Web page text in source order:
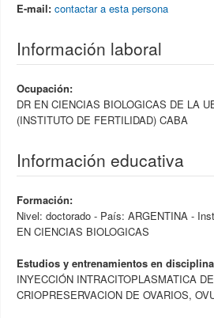
E-mail: contactar a esta persona
Información laboral
Ocupación:
DR EN CIENCIAS BIOLOGICAS DE LA
(INSTITUTO DE FERTILIDAD) CABA
Información educativa
Formación:
Nivel: doctorado - País: ARGENTINA -
EN CIENCIAS BIOLOGICAS
Estudios y entrenamientos en
INYECCIÓN INTRACITOPLASMATICA
CRIOPRESERVACION DE OVARIOS,